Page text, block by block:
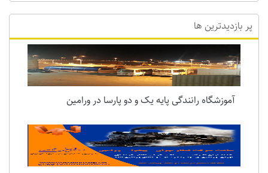
پر بازدیدترین ها
آموزشگاه رانندگی پایه یک و دو پارسا در ورامین